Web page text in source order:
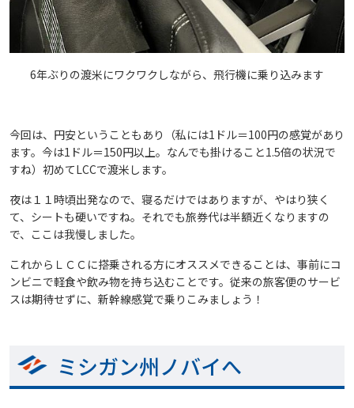
6年ぶりの渡米にワクワクしながら、飛行機に乗り込みます
今回は、円安ということもあり（私には1ドル＝100円の感覚があり
ます。今は1ドル＝150円以上。なんでも掛けること1.5倍の状況で
すね）初めてLCCで渡米します。
夜は１１時頃出発なので、寝るだけではありますが、やはり狭く
て、シートも硬いですね。それでも旅券代は半額近くなりますの
で、ここは我慢しました。
これからＬＣＣに搭乗される方にオススメできることは、事前にコ
ンビニで軽食や飲み物を持ち込むことです。従来の旅客便のサービ
スは期待せずに、新幹線感覚で乗りこみましょう！
ミシガン州ノバイへ